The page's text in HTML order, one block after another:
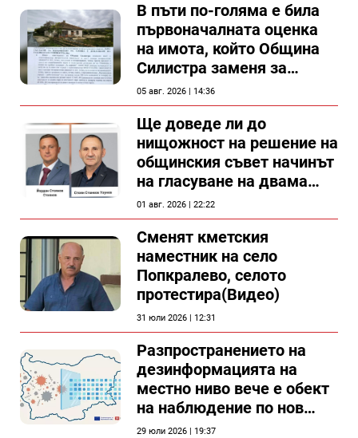
В пъти по-голяма е била
първоначалната оценка
на имота, който Община
Силистра заменя за
спирка, показват
документи
05 авг. 2026 | 14:36
Ще доведе ли до
нищожност на решение на
общинския съвет начинът
на гласуване на двама
съветници в Силистра?
01 авг. 2026 | 22:22
Сменят кметския
наместник на село
Попкралево, селото
протестира(Видео)
31 юли 2026 | 12:31
Разпространението на
дезинформацията на
местно ниво вече е обект
на наблюдение по нов
проект
29 юли 2026 | 19:37